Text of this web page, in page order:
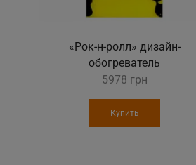
«Рок-н-ролл» дизайн-
обогреватель
5978 грн
Купить